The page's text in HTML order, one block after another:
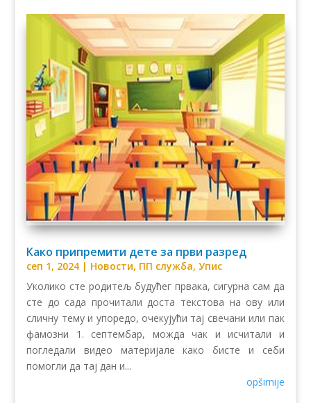
Како припремити дете за први разред
сеп 1, 2024 | Новости, ПП служба,Упис
Уколико сте родитељ будућег првака, сигурна сам да
сте до сада прочитали доста текстова на ову или
сличну тему и упоредо, очекујући тај свечани или пак
фамозни 1. септембар, можда чак и исчитали и
погледали видео материјале како бисте и себи
помогли да тај дан и...
opširnije